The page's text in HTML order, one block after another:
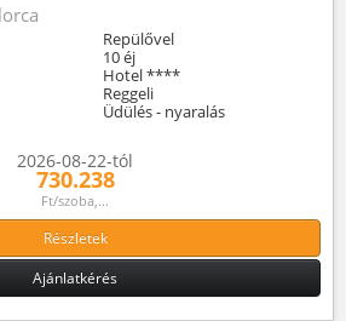
Repülővel
10 éj
Hotel ****
Reggeli
Üdülés - nyaralás
2026-08-22-tól
730.238
Ft/szoba,...
Részletek
Ajánlatkérés